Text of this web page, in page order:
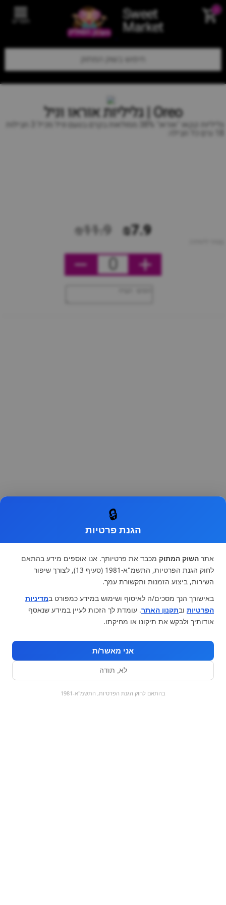
Sweet
Market תפריט
כל המוצרים
0
הקניות שלי מבצעים
Oreo | גליליות אוראו וניל
גליליות קקאו "אוראו" 38% ממולאות בקרם בטעם וניל מכיל 3 חבילות
₪7.9
₪11.9
0
🔒
הגנת פרטיות
אתר השוק המתוק מכבד את פרטיותך. אנו אוספים מידע בהתאם
לחוק הגנת הפרטיות, התשמ"א-1981 (סעיף 13), לצורך שיפור
השירות, ביצוע הזמנות ותקשורת עמך.
באישורך הנך מסכים/ה לאיסוף ושימוש במידע כמפורט במדיניות
הפרטיות ובתקנון האתר. עומדת לך הזכות לעיין במידע שנאסף
אודותיך ולבקש את תיקונו או מחיקתו.
אני מאשר/ת
לא, תודה
בהתאם לחוק הגנת הפרטיות, התשמ"א-1981